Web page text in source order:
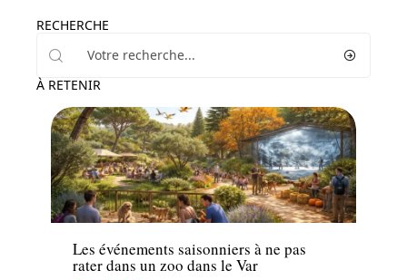
RECHERCHE
À RETENIR
Famille
Les événements saisonniers à ne pas
rater dans un zoo dans le Var